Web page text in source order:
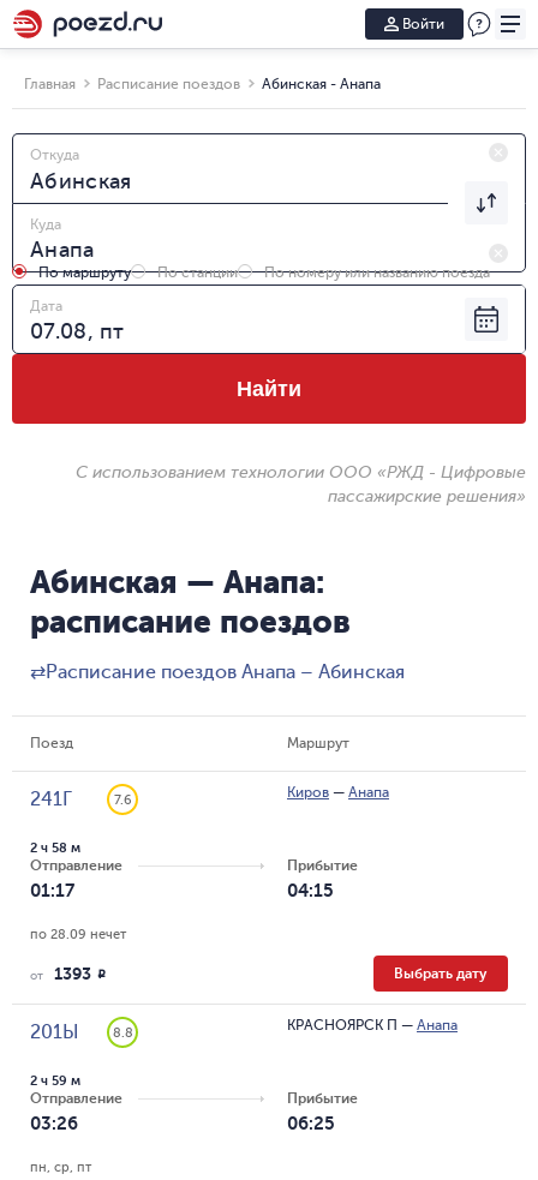
Войти
Главная Расписание поездов Абинская - Анапа
Откуда
Куда
По маршруту По станции
По номеру или названию поезда
Дата
Найти
С использованием технологии ООО «РЖД - Цифровые
пассажирские решения»
Абинская — Анапа:
расписание поездов
⇄Расписание поездов Анапа – Абинская
Поезд Маршрут
241Г 7.6 Киров — Анапа
Отправление
01:17
2 ч 58 м
Прибытие
04:15
по 28.09 нечет
от 1393 R Выбрать дату
201Ы 8.8 КРАСНОЯРСК П — Анапа
Отправление
03:26
2 ч 59 м
Прибытие
06:25
пн, ср, пт